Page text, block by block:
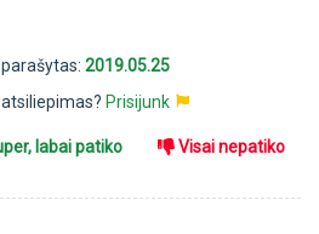
2019.05.25
Prisijunk
labai patiko Visai nepatiko